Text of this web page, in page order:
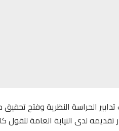
الحراسة النظرية وفتح
تقديمه لدى النيابة العامة